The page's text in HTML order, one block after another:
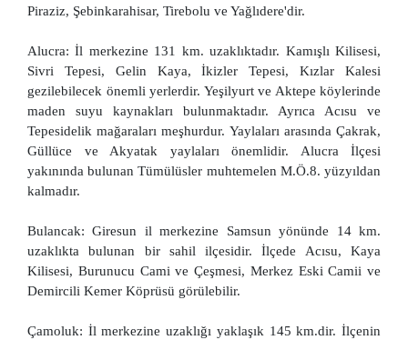
Piraziz, Şebinkarahisar, Tirebolu ve Yağlıdere'dir.
Alucra: İl merkezine 131 km. uzaklıktadır. Kamışlı Kilisesi,
Sivri Tepesi, Gelin Kaya, İkizler Tepesi, Kızlar Kalesi
gezilebilecek önemli yerlerdir. Yeşilyurt ve Aktepe köylerinde
maden suyu kaynakları bulunmaktadır. Ayrıca Acısu ve
Tepesidelik mağaraları meşhurdur. Yaylaları arasında Çakrak,
Güllüce ve Akyatak yaylaları önemlidir. Alucra İlçesi
yakınında bulunan Tümülüsler muhtemelen M.Ö.8. yüzyıldan
kalmadır.
Bulancak: Giresun il merkezine Samsun yönünde 14 km.
uzaklıkta bulunan bir sahil ilçesidir. İlçede Acısu, Kaya
Kilisesi, Burunucu Cami ve Çeşmesi, Merkez Eski Camii ve
Demircili Kemer Köprüsü görülebilir.
Çamoluk: İl merkezine uzaklığı yaklaşık 145 km.dir. İlçenin